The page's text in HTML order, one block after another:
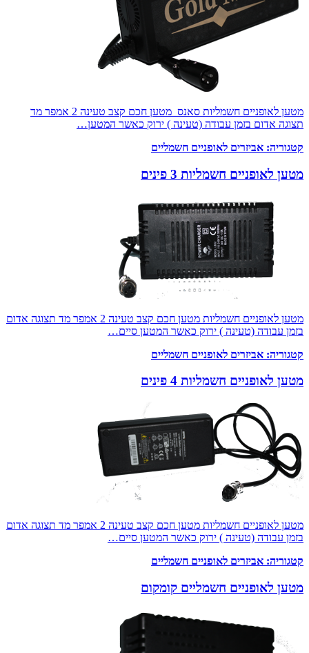
מטען לאופניים חשמליות סאנס מטען חכם קצב טעינה 2 אמפר מד
תצוגה אדום בזמן עבודה (טעינה ) ירוק כאשר המטען…
קטגוריה: אביזרים לאופניים חשמליים
מטען לאופניים חשמליות 3 פינים
מטען לאופניים חשמליות מטען חכם קצב טעינה 2 אמפר מד תצוגה אדום
בזמן עבודה (טעינה ) ירוק כאשר המטען סיים…
קטגוריה: אביזרים לאופניים חשמליים
מטען לאופניים חשמליות 4 פינים
מטען לאופניים חשמליות מטען חכם קצב טעינה 2 אמפר מד תצוגה אדום
בזמן עבודה (טעינה ) ירוק כאשר המטען סיים…
קטגוריה: אביזרים לאופניים חשמליים
מטען לאופניים חשמליים קומקום